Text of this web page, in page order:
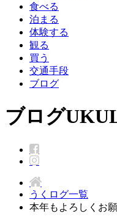
食べる
泊まる
体験する
観る
買う
交通手段
ブログ
ブログ
うくログ一覧
本年もよろしくお